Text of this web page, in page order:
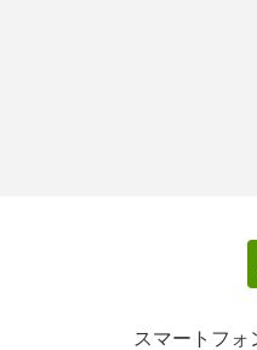
スマートフォ